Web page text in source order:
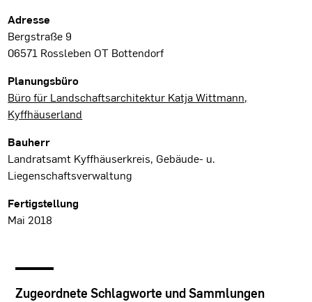
Projektdaten
Adresse
Bergstraße 9
06571 Rossleben OT Bottendorf
Planungsbüro
Büro für Landschaftsarchitektur Katja Wittmann,
Kyffhäuserland
Bauherr
Landratsamt Kyffhäuserkreis, Gebäude- u.
Liegenschaftsverwaltung
Fertigstellung
Mai 2018
Zugeordnete Schlagworte und Sammlungen